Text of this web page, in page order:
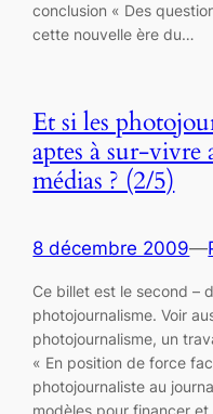
conclusion « Des
cette nouvelle ère du…
Et si les
aptes à sur-vivre
médias ? (2/5)
8 décembre 2009—
Ce billet est le second –
photojournalisme. Voir
photojournalisme, un
« En position de force
photojournaliste au